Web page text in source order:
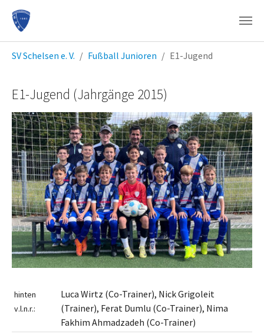
SV Schelsen e. V. Fußball Junioren E1-Jugend
E1-Jugend (Jahrgänge 2015)
hinten
v.l.n.r.:
Luca Wirtz (Co-Trainer), Nick Grigoleit
(Trainer), Ferat Dumlu (Co-Trainer), Nima
Fakhim Ahmadzadeh (Co-Trainer)